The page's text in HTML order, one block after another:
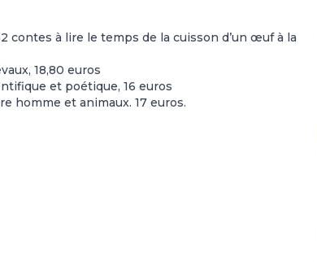
contes à lire le temps de la cuisson d’un œuf à la
18,80 euros
et poétique, 16 euros
homme et animaux. 17 euros.